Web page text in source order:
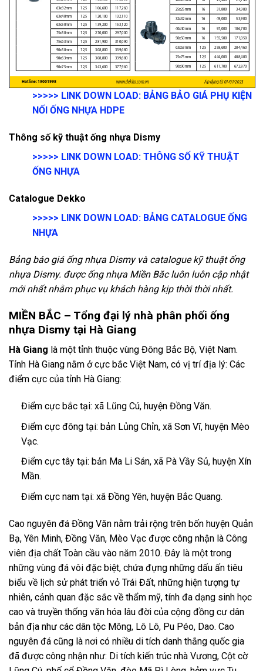
>>>>> LINK DOWN LOAD: BẢNG BẢO GIÁ PHỤ KIỆN
NỐI ỐNG NHỰA HDPE
Thông số kỹ thuật ống nhựa Dismy
>>>>> LINK DOWN LOAD: THÔNG SỐ KỸ THUẬT
ỐNG NHỰA
Catalogue Dekko
>>>>> LINK DOWN LOAD: BẢNG CATALOGUE ỐNG
NHỰA
Bảng báo giá ống nhựa Dismy và catalogue kỹ thuật ống
nhựa Dismy. được ống nhựa Miền Băc luôn luôn cập nhật
mới nhất nhằm phục vụ khách hàng kịp thời thời nhất.
MIỀN BẮC – Tổng đại lý nhà phân phối ống
nhựa Dismy tại Hà Giang
Hà Giang là một tỉnh thuộc vùng Đông Bắc Bộ, Việt Nam.
Tỉnh Hà Giang nằm ở cực bắc Việt Nam, có vị trí địa lý: Các
điểm cực của tỉnh Hà Giang:
Điểm cực bắc tại: xã Lũng Cú, huyện Đồng Văn.
Điểm cực đông tại: bản Lủng Chỉn, xã Sơn Vĩ, huyện Mèo
Vạc.
Điểm cực tây tại: bản Ma Li Sán, xã Pà Vầy Sủ, huyện Xín
Mần.
Điểm cực nam tại: xã Đồng Yên, huyện Bắc Quang.
Cao nguyên đá Đồng Văn nằm trải rộng trên bốn huyện Quản
Bạ, Yên Minh, Đồng Văn, Mèo Vạc được công nhận là Công
viên địa chất Toàn cầu vào năm 2010. Đây là một trong
những vùng đá vôi đặc biệt, chứa đựng những dấu ấn tiêu
biểu về lịch sử phát triển vỏ Trái Đất, những hiện tượng tự
nhiên, cảnh quan đặc sắc về thẩm mỹ, tính đa dạng sinh học
cao và truyền thống văn hóa lâu đời của cộng đồng cư dân
bản địa như các dân tộc Mông, Lô Lô, Pu Péo, Dao. Cao
nguyên đá cũng là nơi có nhiều di tích danh thắng quốc gia
đã được công nhận như: Di tích kiến trúc nhà Vương, Cột cờ